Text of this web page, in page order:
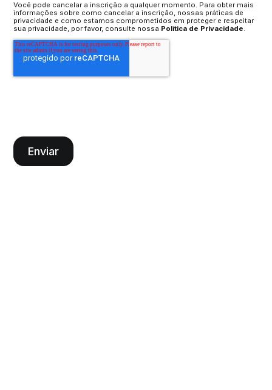
Você pode cancelar a inscrição a qualquer momento. Para obter mais
informações sobre como cancelar a inscrição, nossas práticas de
privacidade e como estamos comprometidos em proteger e respeitar
sua privacidade, por favor, consulte nossa Política de Privacidade.